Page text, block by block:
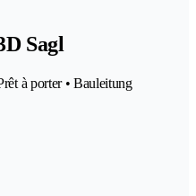
Sagl
à porter • Bauleitung